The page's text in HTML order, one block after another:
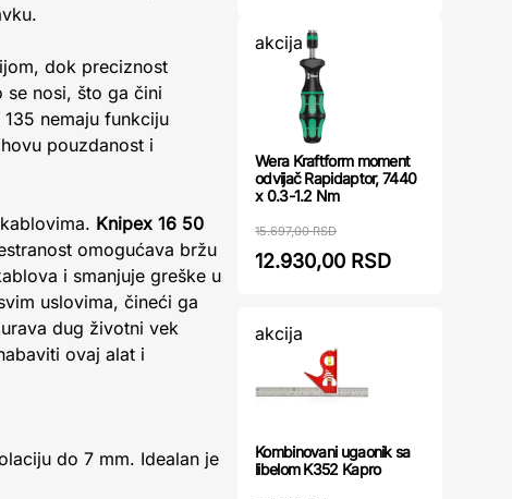
dok preciznost
nosi, što ga čini
nemaju funkciju
pouzdanost i
Knipex 16 50
omogućava bržu
i smanjuje greške u
uslovima, čineći ga
dug životni vek
ovaj alat i
do 7 mm. Idealan je
akcija
Wera Kraftform moment
odvijač Rapidaptor, 7440
x 0.3-1.2 Nm
15.697,00 RSD
12.930,00 RSD
akcija
Kombinovani ugaonik sa
libelom K352 Kapro